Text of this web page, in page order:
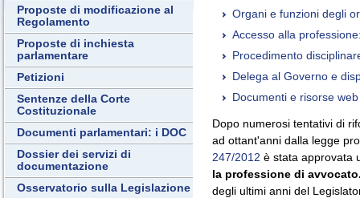
Proposte di modificazione al
Regolamento
Proposte di inchiesta
parlamentare
Petizioni
Sentenze della Corte
Costituzionale
Documenti parlamentari: i DOC
Dossier dei servizi di
documentazione
Osservatorio sulla Legislazione
Organi e funzioni degli
Accesso alla
Procedimento
Delega al Governo e
Documenti e risorse web
Dopo numerosi tentativi di
ad ottant'anni dalla legge
247/2012 è stata approvata
la professione di
degli ultimi anni del